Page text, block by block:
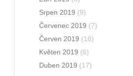
Srpen 2019 (9)
Červenec 2019 (7)
Červen 2019 (16)
Květen 2019 (6)
Duben 2019 (17)